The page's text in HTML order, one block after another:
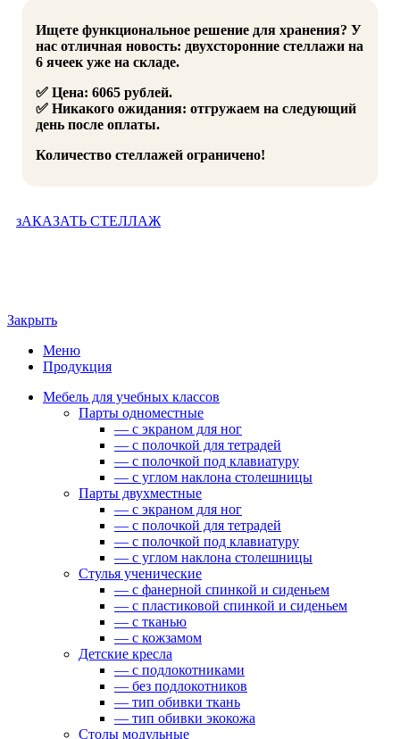
Ищете функциональное решение для хранения? У
нас отличная новость: двухсторонние стеллажи на
6 ячеек уже на складе.
✅ Цена: 6065 рублей.
✅ Никакого ожидания: отгружаем на следующий
день после оплаты.
Количество стеллажей ограничено!
зАКАЗАТЬ СТЕЛЛАЖ
Закрыть
Меню
Продукция
Мебель для учебных классов
Парты одноместные
— c экраном для ног
— c полочкой для тетрадей
— c полочкой под клавиатуру
— c углом наклона столешницы
Парты двухместные
— c экраном для ног
— c полочкой для тетрадей
— c полочкой под клавиатуру
— c углом наклона столешницы
Стулья ученические
— c фанерной спинкой и сиденьем
— c пластиковой спинкой и сиденьем
— c тканью
— c кожзамом
Детские кресла
— с подлокотниками
— без подлокотников
— тип обивки ткань
— тип обивки экокожа
Столы модульные